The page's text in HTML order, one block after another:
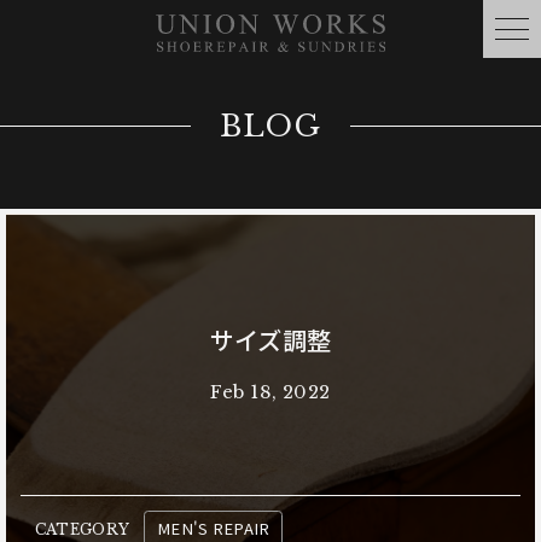
BLOG
サイズ調整
Feb 18, 2022
CATEGORY MEN'S REPAIR